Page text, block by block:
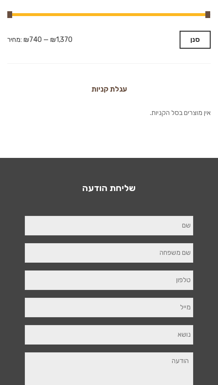
סנן מחיר: ₪740 — ₪1,370
עגלת קניות
אין מוצרים בסל הקניות.
שליחת הודעה